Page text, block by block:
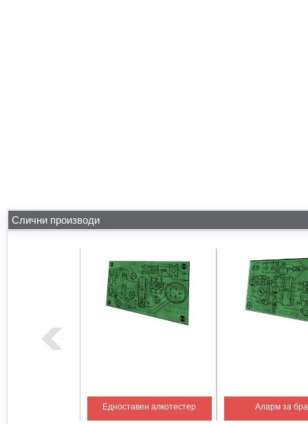
Слични производи
Едноставен алкотестер Аларм за